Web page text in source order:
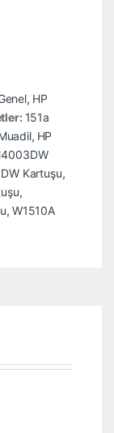
, HP
151a
, HP
Kartuşu,
,
, W1510A